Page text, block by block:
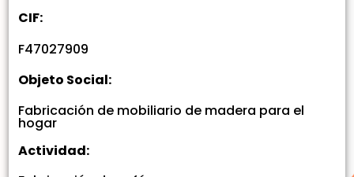
CIF:
F47027909
Objeto Social:
Fabricación de mobiliario de madera para el
hogar
Actividad: